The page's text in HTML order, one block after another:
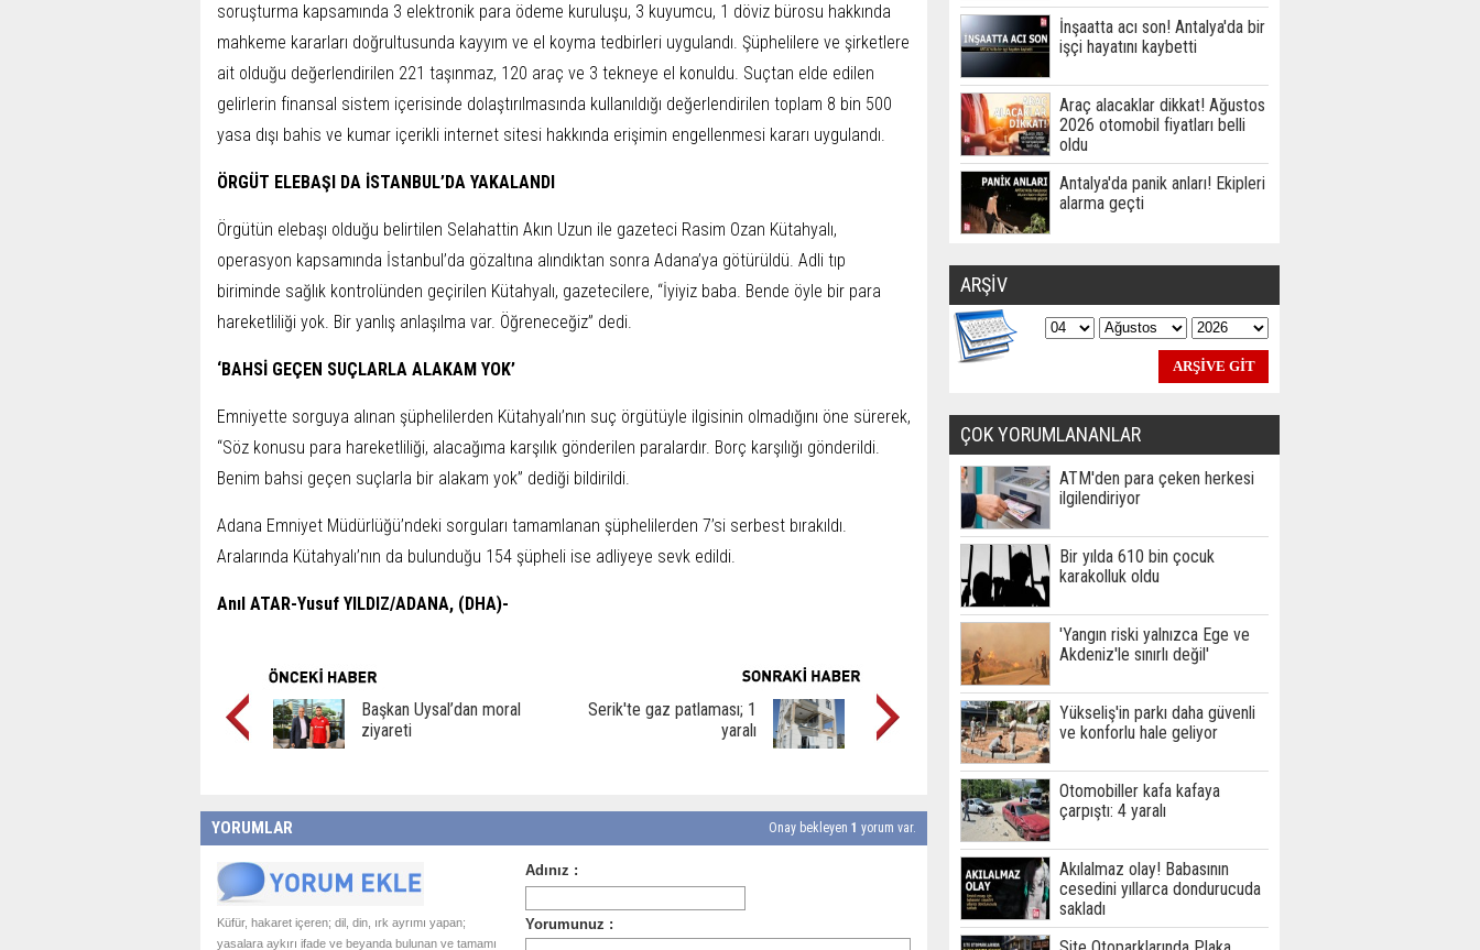
soruşturma kapsamında 3 elektronik para ödeme kuruluşu, 3 kuyumcu, 1 döviz bürosu hakkında
mahkeme kararları doğrultusunda kayyım ve el koyma tedbirleri uygulandı. Şüphelilere ve şirketlere
ait olduğu değerlendirilen 221 taşınmaz, 120 araç ve 3 tekneye el konuldu. Suçtan elde edilen
gelirlerin finansal sistem içerisinde dolaştırılmasında kullanıldığı değerlendirilen toplam 8 bin 500
yasa dışı bahis ve kumar içerikli internet sitesi hakkında erişimin engellenmesi kararı uygulandı.
ÖRGÜT ELEBAŞI DA İSTANBUL’DA YAKALANDI
Örgütün elebaşı olduğu belirtilen Selahattin Akın Uzun ile gazeteci Rasim Ozan Kütahyalı,
operasyon kapsamında İstanbul’da gözaltına alındıktan sonra Adana’ya götürüldü. Adli tıp
biriminde sağlık kontrolünden geçirilen Kütahyalı, gazetecilere, “İyiyiz baba. Bende öyle bir para
hareketliliği yok. Bir yanlış anlaşılma var. Öğreneceğiz” dedi.
‘BAHSİ GEÇEN SUÇLARLA ALAKAM YOK’
Emniyette sorguya alınan şüphelilerden Kütahyalı’nın suç örgütüyle ilgisinin olmadığını öne sürerek,
“Söz konusu para hareketliliği, alacağıma karşılık gönderilen paralardır. Borç karşılığı gönderildi.
Benim bahsi geçen suçlarla bir alakam yok” dediği bildirildi.
Adana Emniyet Müdürlüğü’ndeki sorguları tamamlanan şüphelilerden 7’si serbest bırakıldı.
Aralarında Kütahyalı’nın da bulunduğu 154 şüpheli ise adliyeye sevk edildi.
Anıl ATAR-Yusuf YILDIZ/ADANA, (DHA)-
Başkan Uysal’dan moral
ziyareti
Serik'te gaz patlaması; 1
yaralı
YORUMLAR Onay bekleyen 1 yorum var.
Küfür, hakaret içeren; dil, din, ırk ayrımı yapan;
yasalara aykırı ifade ve beyanda bulunan ve tamamı
İnşaatta acı son! Antalya'da bir
işçi hayatını kaybetti
Araç alacaklar dikkat! Ağustos
2026 otomobil fiyatları belli
oldu
Antalya'da panik anları! Ekipleri
alarma geçti
ARŞİV
ÇOK YORUMLANANLAR
ATM'den para çeken herkesi
ilgilendiriyor
Bir yılda 610 bin çocuk
karakolluk oldu
'Yangın riski yalnızca Ege ve
Akdeniz'le sınırlı değil'
Yükseliş'in parkı daha güvenli
ve konforlu hale geliyor
Otomobiller kafa kafaya
çarpıştı: 4 yaralı
Akılalmaz olay! Babasının
cesedini yıllarca dondurucuda
sakladı